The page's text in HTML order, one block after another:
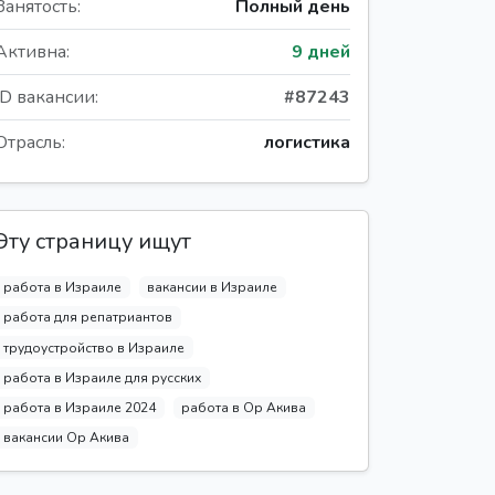
Полный день
9 дней
вакансии:
#87243
логистика
страницу ищут
работа в Израиле
вакансии в Израиле
работа для репатриантов
трудоустройство в Израиле
работа в Израиле для русских
работа в Израиле 2024
работа в Ор Акива
вакансии Ор Акива